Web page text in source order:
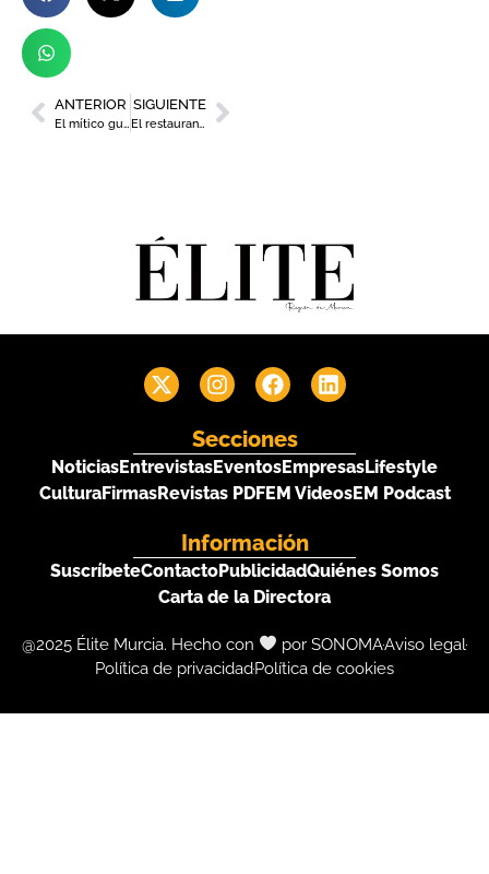
ANTERIOR
El mítico guitarrista Carlos Santana repasa mañana en Murcia sus grandes éxitos
SIGUIENTE
El restaurante Loreto, en Jumilla, entra en la Guía Michelin como restaurante Recomendado
Secciones
NoticiasEntrevistasEventosEmpresasLifestyle
CulturaFirmasRevistas PDFEM VideosEM Podcast
Información
SuscríbeteContactoPublicidadQuiénes Somos
Carta de la Directora
@2025 Élite Murcia. Hecho con por SONOMAAviso legal
Política de privacidadPolítica de cookies